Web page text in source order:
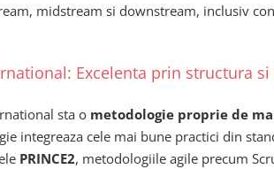
midstream si downstream, inclusiv
Excelenta prin structura
sta o metodologie proprie de
integreaza cele mai bune practici din
PRINCE2, metodologiile agile precum